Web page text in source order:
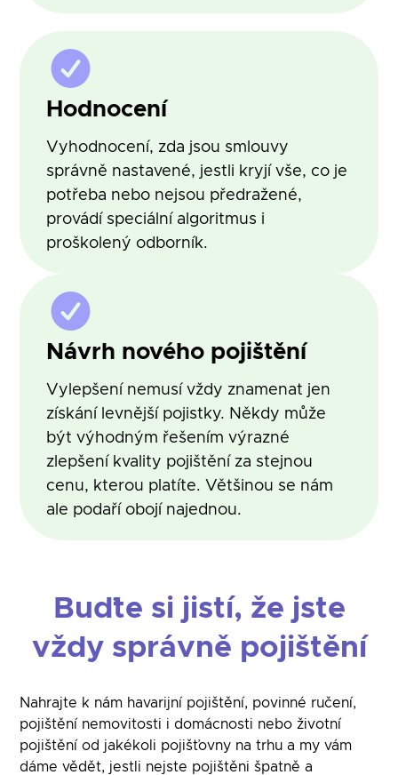
Hodnocení
Vyhodnocení, zda jsou smlouvy
správně nastavené, jestli kryjí vše, co je
potřeba nebo nejsou předražené,
provádí speciální algoritmus i
proškolený odborník.
Návrh nového pojištění
Vylepšení nemusí vždy znamenat jen
získání levnější pojistky. Někdy může
být výhodným řešením výrazné
zlepšení kvality pojištění za stejnou
cenu, kterou platíte. Většinou se nám
ale podaří obojí najednou.
Buďte si jistí, že jste
vždy správně pojištění
Nahrajte k nám havarijní pojištění, povinné ručení,
pojištění nemovitosti i domácnosti nebo životní
pojištění od jakékoli pojišťovny na trhu a my vám
dáme vědět, jestli nejste pojištěni špatně a